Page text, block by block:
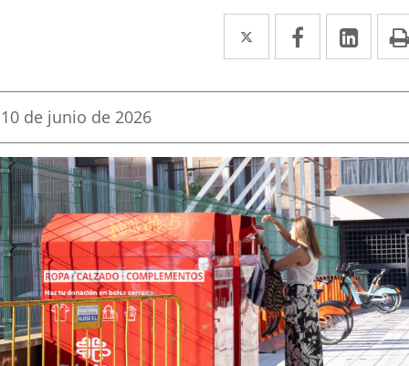
Twitter
Enlace
a
una
externa.
Facebook
Enlace
a
una
externa.
a
una
Fecha
la
noticia
10 de junio de 2026